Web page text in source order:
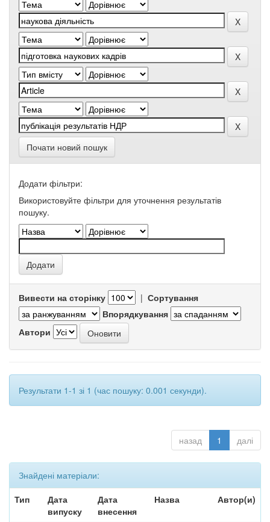
Почати новий пошук
Додати фільтри:
Використовуйте фільтри для уточнення результатів
пошуку.
Вивести на сторінку | Сортування
Впорядкування
Автори
Результати 1-1 зі 1 (час пошуку: 0.001 секунди).
назад 1 далі
Знайдені матеріали:
Тип
Дата
випуску
Дата
внесення
Назва Автор(и)